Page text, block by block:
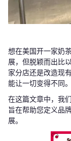
想在美国开一家奶
展，但脱颖而出比
家分店还是改造现
能让一切变得不同。
在这篇文章中，我
旨在帮助您定义品
展。